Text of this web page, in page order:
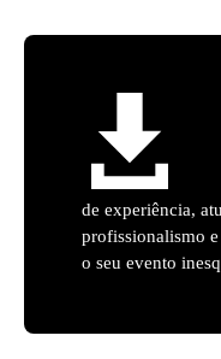
de experiência,
profissionalismo
o seu evento